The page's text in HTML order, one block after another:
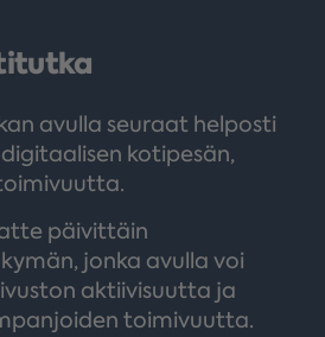
avulla seuraat helposti
kotipesän,
päivittäin
jonka avulla voi
aktiivisuutta ja
toimivuutta.